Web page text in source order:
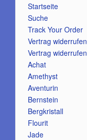
Startseite
Suche
Track Your Order
Vertrag widerrufen
Vertrag widerrufen
Achat
Amethyst
Aventurin
Bernstein
Bergkristall
Flourit
Jade